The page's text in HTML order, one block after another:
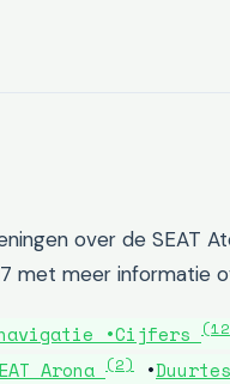
over de SEAT
met meer informatie
•Cijfers
Arona (2) •